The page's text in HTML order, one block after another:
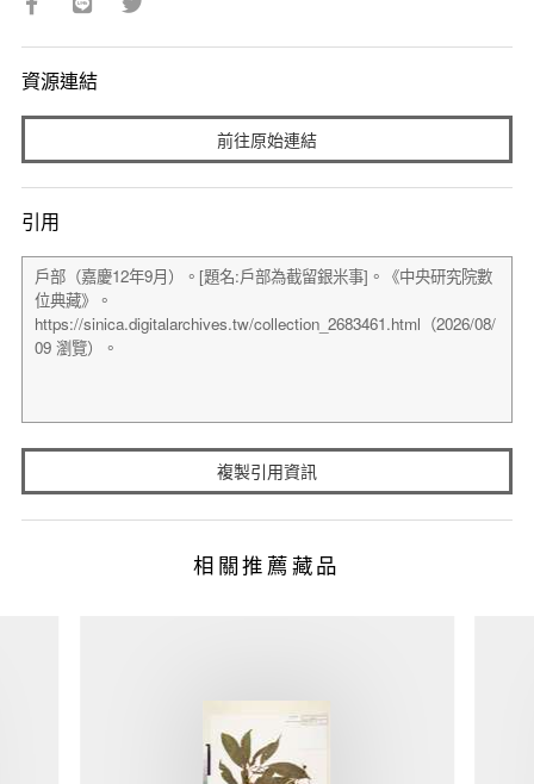
資源連結
前往原始連結
引用
複製引用資訊
相關推薦藏品